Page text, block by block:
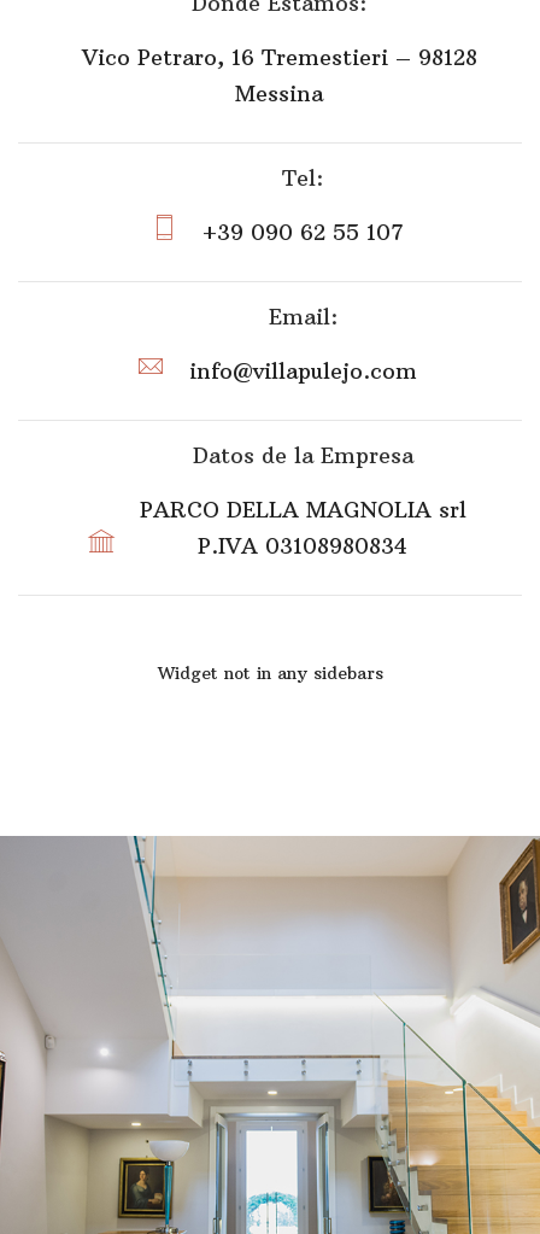
Vico Petraro, 16 Tremestieri – 98128
Messina
Tel:
+39 090 62 55 107
Email:
info@villapulejo.com
Datos de la Empresa
PARCO DELLA MAGNOLIA srl
P.IVA 03108980834
Widget not in any sidebars